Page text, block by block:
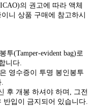
의 권고에 따라 액체
니 상품 구매에 참고하시
투(Tamper-evident bag)로
니다.
영수증이 투명 봉인봉투
후 개봉 하셔야 하며, 그전
입이 금지되어 있습니다.